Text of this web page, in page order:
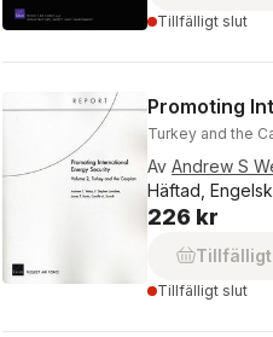
Tillfälligt slut
Promoting
Turkey and the
Av Andrew S
Häftad,
226 kr
Tillfälligt slut